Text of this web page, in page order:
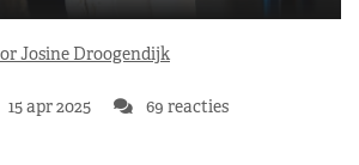
Josine Droogendijk
15 apr 2025 69 reacties